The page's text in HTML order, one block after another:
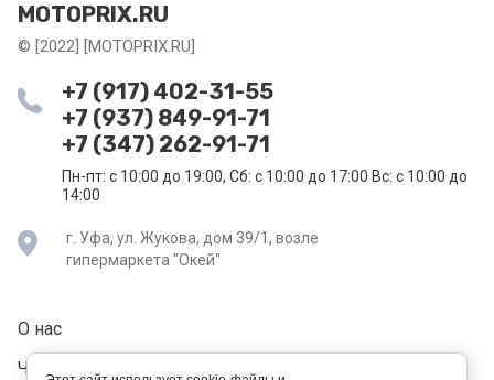
MOTOPRIX.RU
© [2022] [MOTOPRIX.RU]
+7 (917) 402-31-55
+7 (937) 849-91-71
+7 (347) 262-91-71
Пн-пт: с 10:00 до 19:00, Сб: с 10:00 до 17:00 Вс: с 10:00 до
14:00
г. Уфа, ул. Жукова, дом 39/1, возле
гипермаркета "Окей"
О нас
Частые вопросы